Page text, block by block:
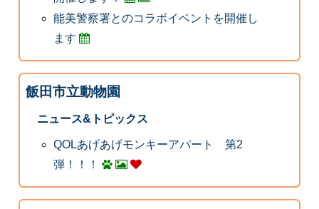
能美警察署とのコラボイベントを開催し
ます
飯田市立動物園
ニュース&トピックス
QOLあげあげモンキーアパート 第2
弾！！！